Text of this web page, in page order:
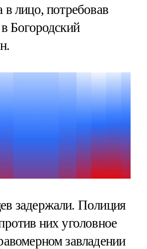
в лицо, потребовав
Богородский
задержали. Полиция
них уголовное
завладении